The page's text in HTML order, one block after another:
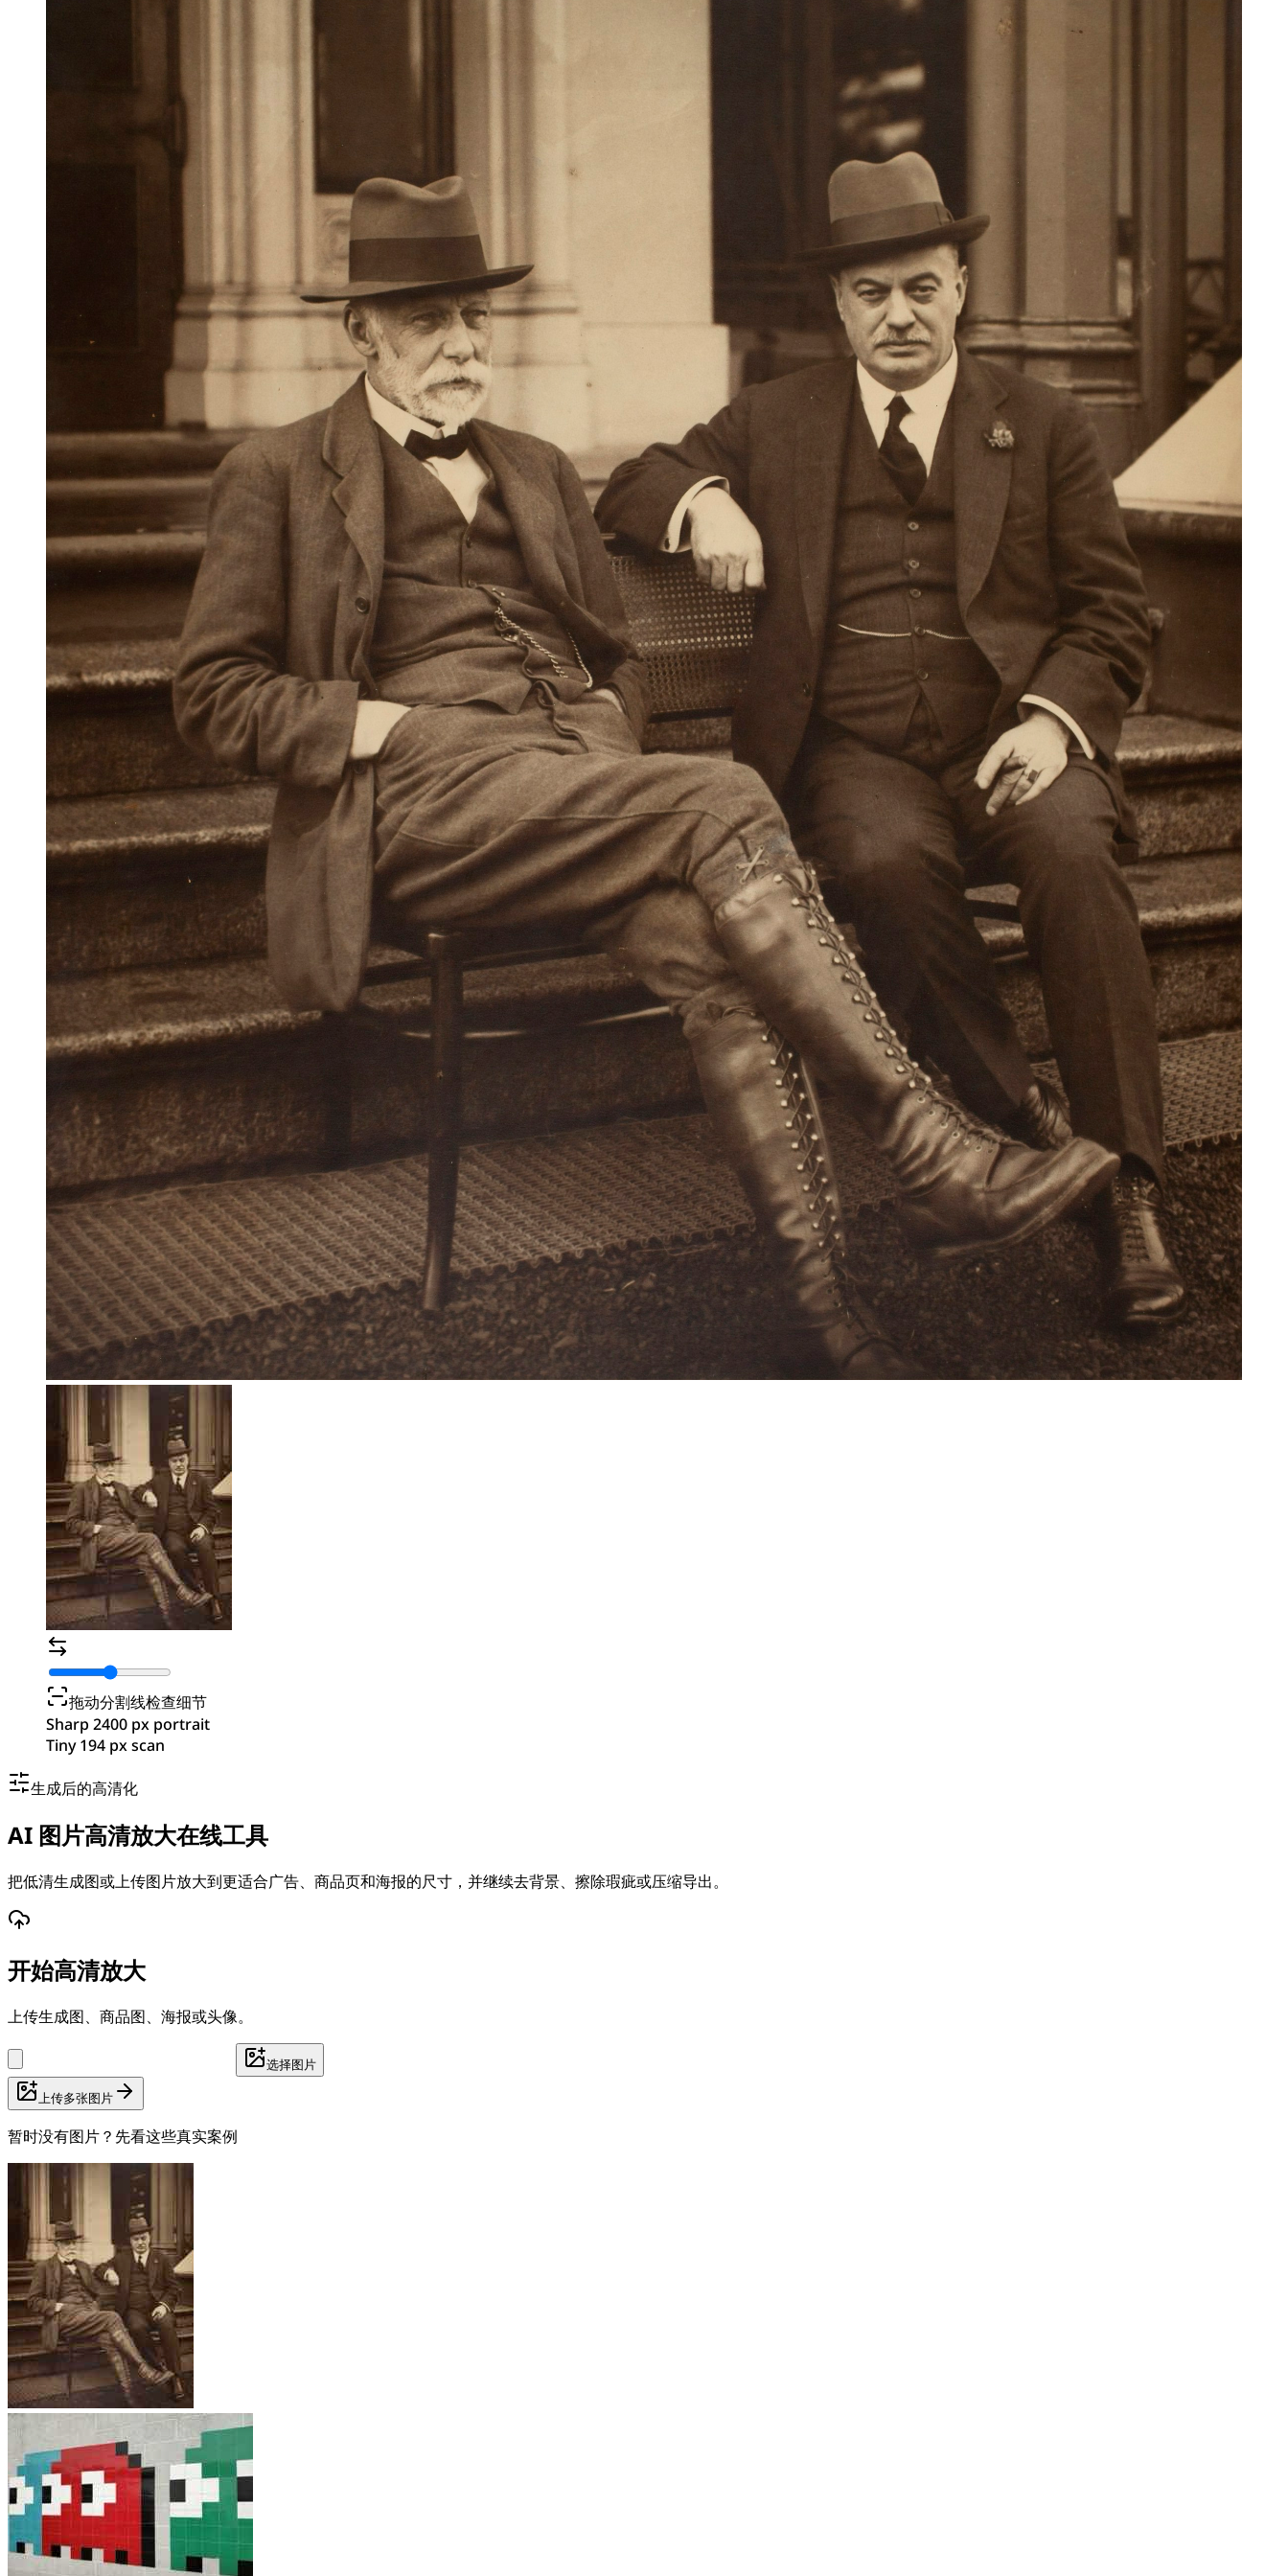
拖动分割线检查细节
Sharp 2400 px portrait
Tiny 194 px scan
生成后的高清化
AI 图片高清放大在线工具
把低清生成图或上传图片放大到更适合广告、商品页和海报的尺寸，并继续去背景、擦除瑕疵或压缩导出。
开始高清放大
上传生成图、商品图、海报或头像。
选择图片
上传多张图片
暂时没有图片？先看这些真实案例